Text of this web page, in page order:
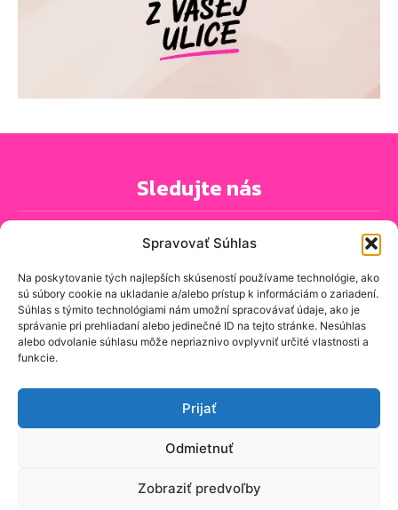
Spravovať Súhlas
Na poskytovanie tých najlepších skúseností používame technológie, ako
sú súbory cookie na ukladanie a/alebo prístup k informáciám o zariadení.
Súhlas s týmito technológiami nám umožní spracovávať údaje, ako je
správanie pri prehliadaní alebo jedinečné ID na tejto stránke. Nesúhlas
alebo odvolanie súhlasu môže nepriaznivo ovplyvniť určité vlastnosti a
funkcie.
Prijať
Odmietnuť
Zobraziť predvoľby
Sledujte nás
PRIHLÁSIŤ SA K ODBERU NOVINIEK
Kontakt
Zásady ochrany osobných údajov
Zásady používania cookie (EÚ)